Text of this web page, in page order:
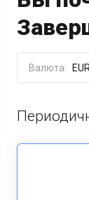
Валюта: EUR